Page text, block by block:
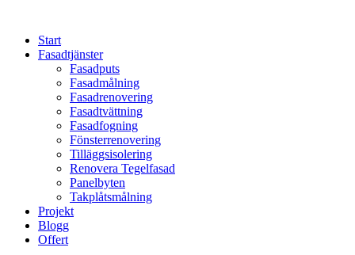
contentStart
Fasadtjänster
Fasadputs
Fasadmålning
Fasadrenovering
Fasadtvättning
Fasadfogning
Fönsterrenovering
Tilläggsisolering
Renovera Tegelfasad
Panelbyten
Takplåtsmålning
Projekt
Blogg
Offert